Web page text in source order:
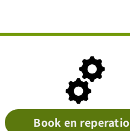
Book en